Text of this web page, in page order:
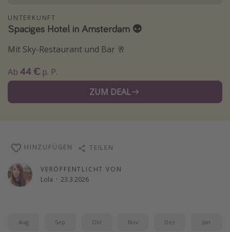
Wellnessurlaub
Roadtrips
Wochenendtrip
Strandurlaub
Hotels in Amsterdam
Hotels am Achensee
Reise Journal
UNTERKUNFT
Spaciges Hotel in Amsterdam 👽
Mit Sky-Restaurant und Bar 🥂
Ab 44 € p. P.
ZUM DEAL
VERÖFFENTLICHT VON
Lola · 23.3.2026
HINZUFÜGEN TEILEN
Aug Sep Okt Nov Dez Jan